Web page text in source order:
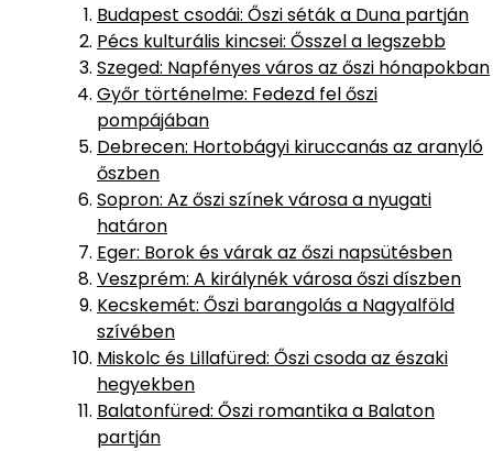
Budapest csodái: Őszi séták a Duna partján
Pécs kulturális kincsei: Ősszel a legszebb
Szeged: Napfényes város az őszi hónapokban
Győr történelme: Fedezd fel őszi
pompájában
Debrecen: Hortobágyi kiruccanás az aranyló
őszben
Sopron: Az őszi színek városa a nyugati
határon
Eger: Borok és várak az őszi napsütésben
Veszprém: A királynék városa őszi díszben
Kecskemét: Őszi barangolás a Nagyalföld
szívében
Miskolc és Lillafüred: Őszi csoda az északi
hegyekben
Balatonfüred: Őszi romantika a Balaton
partján